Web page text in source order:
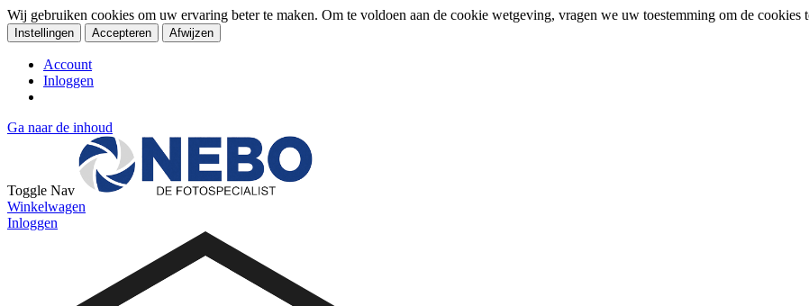
Wij gebruiken cookies om uw ervaring beter te maken. Om te voldoen aan de cookie wetgeving, vragen we uw toestemming om de cookies
Instellingen Accepteren Afwijzen
Account
Inloggen
Ga naar de inhoud
Toggle Nav
Winkelwagen
Inloggen